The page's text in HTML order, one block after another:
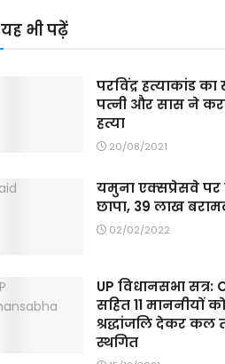
यह भी पढ़ें
परविंद्र हत्याकांड
पत्नी और सास ने
हत्या
20/08/2021
यमुना एक्सप्रेसवे
छापा, 39 लाख
02/02/2022
UP विधानसभा सत्र:
सहित 11 माननीयों को
श्रद्धांजलि देकर
स्थगित